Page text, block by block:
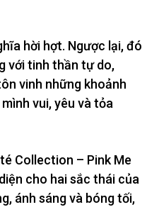
hời hợt. Ngược lại, đó
với tinh thần tự do,
vinh những khoảnh
vui, yêu và tỏa
Collection – Pink Me
cho hai sắc thái của
ánh sáng và bóng tối,